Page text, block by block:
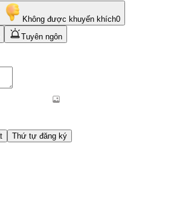
Không được khuyến khích0
Tuyên ngôn
Thứ tự đăng ký